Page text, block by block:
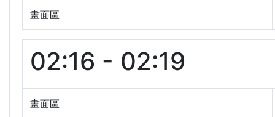
畫面區
02:16 - 02:19
畫面區